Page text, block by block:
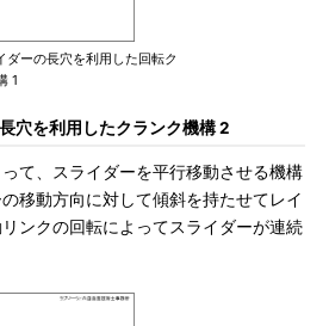
ダーの長穴を利用した回転ク
1
穴を利用したクランク機構 2
て、スライダーを平行移動させる機構
移動方向に対して傾斜を持たせてレイ
ンクの回転によってスライダーが連続